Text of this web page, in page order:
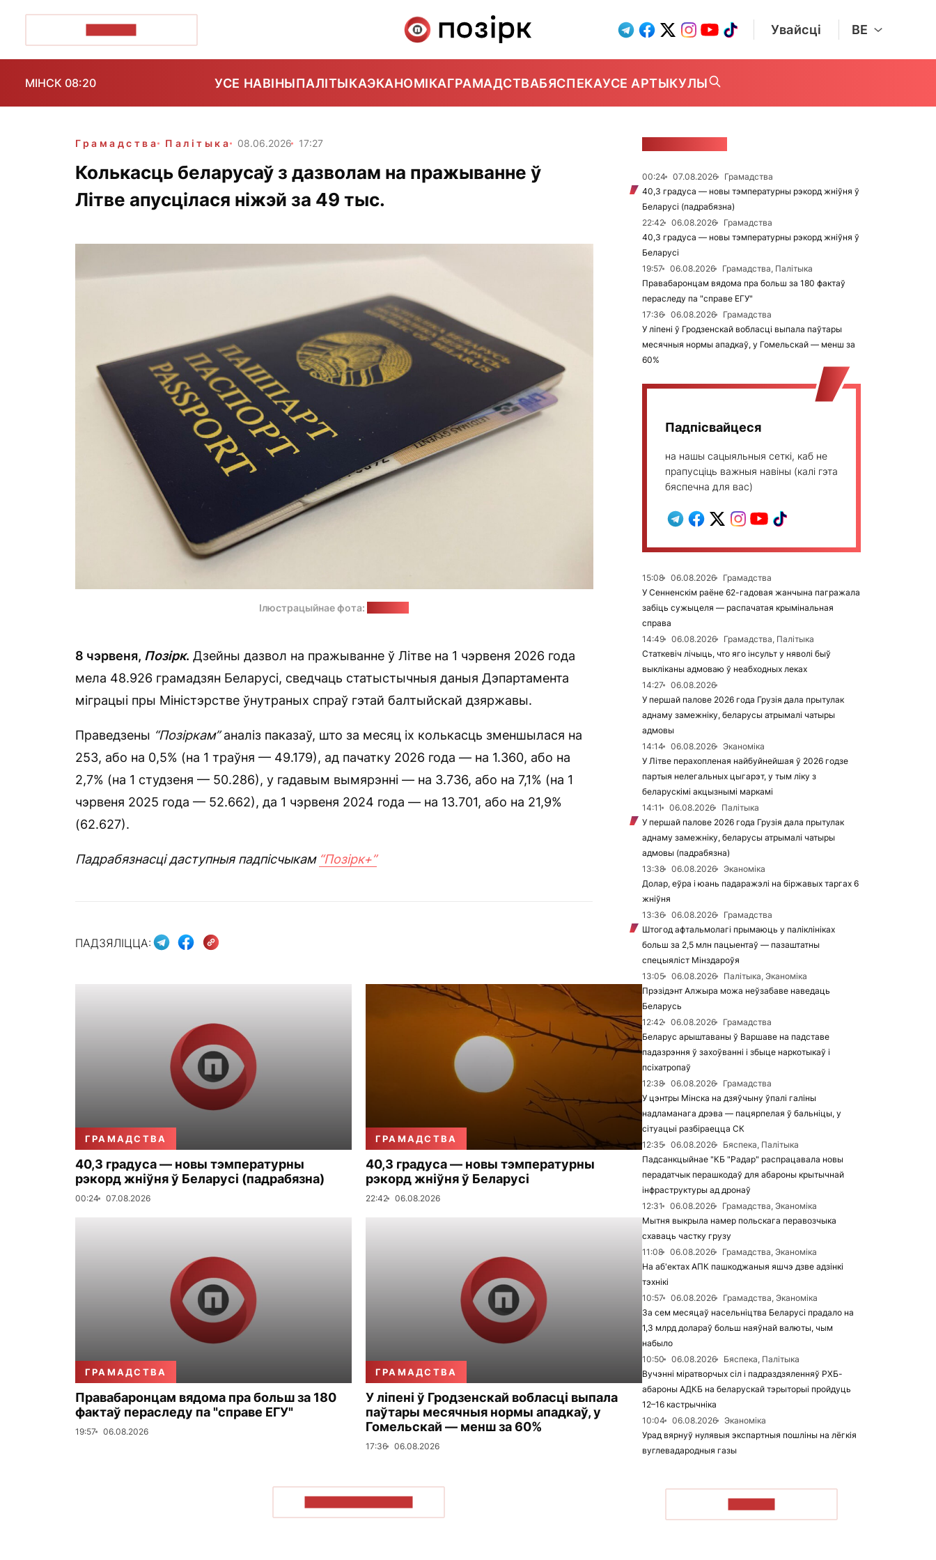
Увайсці BE
МІНСК 08:20 УСЕ НАВІНЫПАЛІТЫКАЭКАНОМІКАГРАМАДСТВАБЯСПЕКАУСЕ АРТЫКУЛЫ
Грамадства Палітыка 08.06.2026 17:27
Колькасць беларусаў з дазволам на пражыванне ў
Літве апусцілася ніжэй за 49 тыс.
Ілюстрацыйнае фота:
8 чэрвеня, Позірк. Дзейны дазвол на пражыванне ў Літве на 1 чэрвеня 2026 года
мела 48.926 грамадзян Беларусі, сведчаць статыстычныя даныя Дэпартамента
міграцыі пры Міністэрстве ўнутраных спраў гэтай балтыйскай дзяржавы.
Праведзены “Позіркам”аналіз паказаў, што за месяц іх колькасць зменшылася на
253, або на 0,5% (на 1 траўня — 49.179), ад пачатку 2026 года — на 1.360, або на
2,7% (на 1 студзеня — 50.286), у гадавым вымярэнні — на 3.736, або на 7,1% (на 1
чэрвеня 2025 года — 52.662), да 1 чэрвеня 2024 года — на 13.701, або на 21,9%
(62.627).
Падрабязнасці даступныя падпісчыкам “Позірк+”
ПАДЗЯЛІЦЦА:
ГРАМАДСТВА
40,3 градуса — новы тэмпературны
рэкорд жніўня ў Беларусі (падрабязна)
00:24 07.08.2026
ГРАМАДСТВА
40,3 градуса — новы тэмпературны
рэкорд жніўня ў Беларусі
22:42 06.08.2026
ГРАМАДСТВА
Правабаронцам вядома пра больш за 180
фактаў пераследу па "справе ЕГУ"
19:57 06.08.2026
ГРАМАДСТВА
У ліпені ў Гродзенскай вобласці выпала
паўтары месячныя нормы ападкаў, у
Гомельскай — менш за 60%
17:36 06.08.2026
00:24 07.08.2026
Грамадства
40,3 градуса — новы тэмпературны рэкорд жніўня ў
Беларусі (падрабязна)
22:42
06.08.2026
Грамадства
40,3 градуса — новы тэмпературны рэкорд жніўня ў
Беларусі
19:57
06.08.2026
Грамадства, Палітыка
Правабаронцам вядома пра больш за 180 фактаў
пераследу па "справе ЕГУ"
17:36
06.08.2026
Грамадства
У ліпені ў Гродзенскай вобласці выпала паўтары
месячныя нормы ападкаў, у Гомельскай — менш за
60%
Падпісвайцеся
на нашы сацыяльныя сеткі, каб не
прапусціць важныя навіны (калі гэта
бяспечна для вас)
15:08 06.08.2026
Грамадства
У Сенненскім раёне 62-гадовая жанчына пагражала
забіць сужыцеля — распачатая крымінальная
справа
14:49
06.08.2026
Грамадства, Палітыка
Статкевіч лічыць, что яго інсульт у няволі быў
выкліканы адмоваю ў неабходных леках
14:27
06.08.2026
У першай палове 2026 года Грузія дала прытулак
аднаму замежніку, беларусы атрымалі чатыры
адмовы
14:14
06.08.2026
Эканоміка
У Літве перахопленая найбуйнейшая ў 2026 годзе
партыя нелегальных цыгарэт, у тым ліку з
беларускімі акцызнымі маркамі
14:11
06.08.2026
Палітыка
У першай палове 2026 года Грузія дала прытулак
аднаму замежніку, беларусы атрымалі чатыры
адмовы (падрабязна)
13:38
06.08.2026
Эканоміка
Долар, еўра і юань падаражэлі на біржавых таргах 6
жніўня
13:36
06.08.2026
Грамадства
Штогод афтальмолагі прымаюць у паліклініках
больш за 2,5 млн пацыентаў — пазаштатны
спецыяліст Мінздароўя
13:05
06.08.2026
Палітыка, Эканоміка
Прэзідэнт Алжыра можа неўзабаве наведаць
Беларусь
12:42
06.08.2026
Грамадства
Беларус арыштаваны ў Варшаве на падставе
падазрэння ў захоўванні і збыце наркотыкаў і
псіхатропаў
12:38
06.08.2026
Грамадства
У цэнтры Мінска на дзяўчыну ўпалі галіны
надламанага дрэва — пацярпелая ў бальніцы, у
сітуацыі разбіраецца СК
12:35
06.08.2026
Бяспека, Палітыка
Падсанкцыйнае "КБ "Радар" распрацавала новы
перадатчык перашкодаў для абароны крытычнай
інфраструктуры ад дронаў
12:31
06.08.2026
Грамадства, Эканоміка
Мытня выкрыла намер польскага перавозчыка
схаваць частку грузу
11:08
06.08.2026
Грамадства, Эканоміка
На аб'ектах АПК пашкоджаныя яшчэ дзве адзінкі
тэхнікі
10:57
06.08.2026
Грамадства, Эканоміка
За сем месяцаў насельніцтва Беларусі прадало на
1,3 млрд долараў больш наяўнай валюты, чым
набыло
10:50
06.08.2026
Бяспека, Палітыка
Вучэнні міратворчых сіл і падраздзяленняў РХБ-
абароны АДКБ на беларускай тэрыторыі пройдуць
12–16 кастрычніка
10:04
06.08.2026
Эканоміка
Урад вярнуў нулявыя экспартныя пошліны на лёгкія
вуглевадародныя газы